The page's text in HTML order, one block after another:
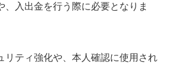
、入出金を行う際に必要となりま
リティ強化や、本人確認に使用され